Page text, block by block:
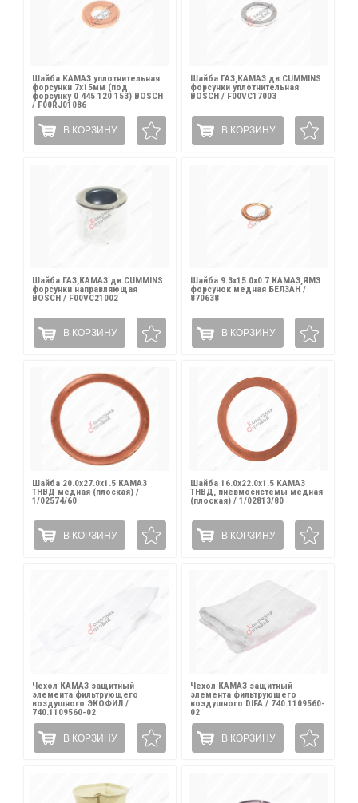
Шайба КАМАЗ уплотнительная
форсунки 7х15мм (под
форсунку 0 445 120 153) BOSCH
/ F00RJ01086
В КОРЗИНУ
Шайба ГАЗ,КАМАЗ дв.CUMMINS
форсунки уплотнительная
BOSCH / F00VC17003
В КОРЗИНУ
Шайба ГАЗ,КАМАЗ дв.CUMMINS
форсунки направляющая
BOSCH / F00VC21002
В КОРЗИНУ
Шайба 9.3х15.0х0.7 КАМАЗ,ЯМЗ
форсунок медная БЕЛЗАН /
870638
В КОРЗИНУ
Шайба 20.0х27.0х1.5 КАМАЗ
ТНВД медная (плоская) /
1/02574/60
В КОРЗИНУ
Шайба 16.0х22.0х1.5 КАМАЗ
ТНВД, пневмосистемы медная
(плоская) / 1/02813/80
В КОРЗИНУ
Чехол КАМАЗ защитный
элемента фильтрующего
воздушного ЭКОФИЛ /
740.1109560-02
В КОРЗИНУ
Чехол КАМАЗ защитный
элемента фильтрующего
воздушного DIFA / 740.1109560-
02
В КОРЗИНУ